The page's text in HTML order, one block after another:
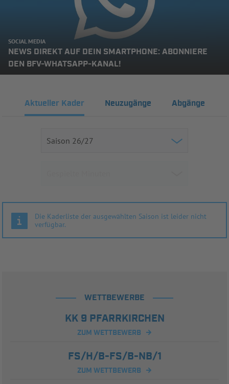
SOCIAL MEDIA
NEWS DIREKT AUF DEIN SMARTPHONE: ABONNIERE
DEN BFV-WHATSAPP-KANAL!
Aktueller Kader Neuzugänge Abgänge
Die Kaderliste der ausgewählten Saison ist leider nicht
verfügbar.
WETTBEWERBE
KK 9 PFARRKIRCHEN
ZUM WETTBEWERB
FS/H/B-FS/B-NB/1
ZUM WETTBEWERB